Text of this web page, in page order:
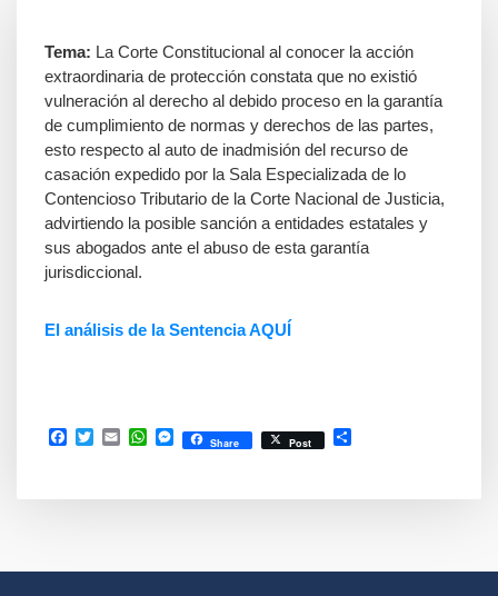
Tema: La Corte Constitucional al conocer la acción
extraordinaria de protección constata que no existió
vulneración al derecho al debido proceso en la garantía
de cumplimiento de normas y derechos de las partes,
esto respecto al auto de inadmisión del recurso de
casación expedido por la Sala Especializada de lo
Contencioso Tributario de la Corte Nacional de Justicia,
advirtiendo la posible sanción a entidades estatales y
sus abogados ante el abuso de esta garantía
jurisdiccional.
El análisis de la Sentencia AQUÍ
Facebook
TwitterEmailWhatsApp
Messenger
Share Post